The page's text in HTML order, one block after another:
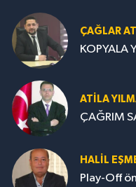
ÇAĞLAR
KOPYALA
ATILA
ÇAĞRIM
HALIL
Play-Off